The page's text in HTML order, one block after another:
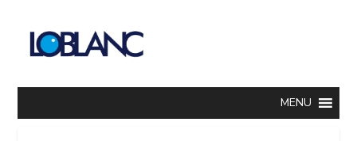
MENU